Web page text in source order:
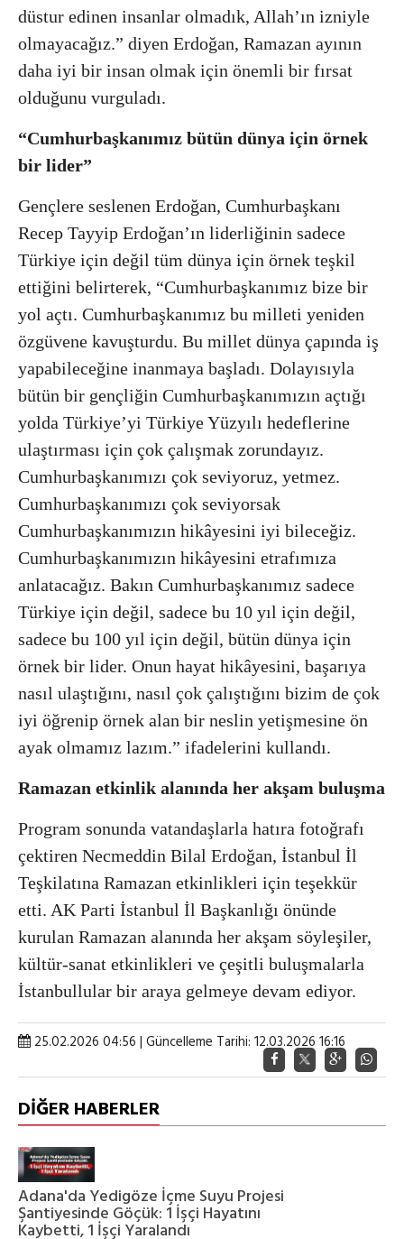
düstur edinen insanlar olmadık, Allah’ın izniyle
olmayacağız.” diyen Erdoğan, Ramazan ayının
daha iyi bir insan olmak için önemli bir fırsat
olduğunu vurguladı.
“Cumhurbaşkanımız bütün dünya için örnek
bir lider”
Gençlere seslenen Erdoğan, Cumhurbaşkanı
Recep Tayyip Erdoğan’ın liderliğinin sadece
Türkiye için değil tüm dünya için örnek teşkil
ettiğini belirterek, “Cumhurbaşkanımız bize bir
yol açtı. Cumhurbaşkanımız bu milleti yeniden
özgüvene kavuşturdu. Bu millet dünya çapında iş
yapabileceğine inanmaya başladı. Dolayısıyla
bütün bir gençliğin Cumhurbaşkanımızın açtığı
yolda Türkiye’yi Türkiye Yüzyılı hedeflerine
ulaştırması için çok çalışmak zorundayız.
Cumhurbaşkanımızı çok seviyoruz, yetmez.
Cumhurbaşkanımızı çok seviyorsak
Cumhurbaşkanımızın hikâyesini iyi bileceğiz.
Cumhurbaşkanımızın hikâyesini etrafımıza
anlatacağız. Bakın Cumhurbaşkanımız sadece
Türkiye için değil, sadece bu 10 yıl için değil,
sadece bu 100 yıl için değil, bütün dünya için
örnek bir lider. Onun hayat hikâyesini, başarıya
nasıl ulaştığını, nasıl çok çalıştığını bizim de çok
iyi öğrenip örnek alan bir neslin yetişmesine ön
ayak olmamız lazım.” ifadelerini kullandı.
Ramazan etkinlik alanında her akşam buluşma
Program sonunda vatandaşlarla hatıra fotoğrafı
çektiren Necmeddin Bilal Erdoğan, İstanbul İl
Teşkilatına Ramazan etkinlikleri için teşekkür
etti. AK Parti İstanbul İl Başkanlığı önünde
kurulan Ramazan alanında her akşam söyleşiler,
kültür-sanat etkinlikleri ve çeşitli buluşmalarla
İstanbullular bir araya gelmeye devam ediyor.
25.02.2026 04:56 | Güncelleme Tarihi: 12.03.2026 16:16
DİĞER HABERLER
Adana'da Yedigöze İçme Suyu Projesi
Şantiyesinde Göçük: 1 İşçi Hayatını
Kaybetti, 1 İşçi Yaralandı